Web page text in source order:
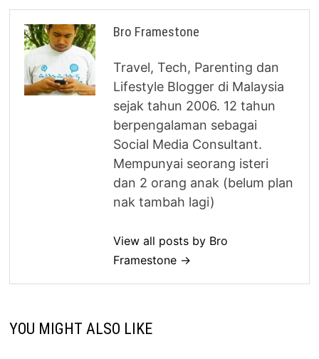
Bro Framestone
Travel, Tech, Parenting dan
Lifestyle Blogger di Malaysia
sejak tahun 2006. 12 tahun
berpengalaman sebagai
Social Media Consultant.
Mempunyai seorang isteri
dan 2 orang anak (belum plan
nak tambah lagi)
View all posts by Bro
Framestone →
YOU MIGHT ALSO LIKE